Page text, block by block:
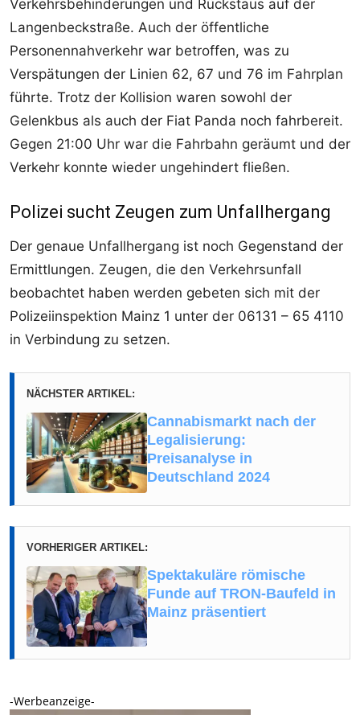
Verkehrsbehinderungen und Rückstaus auf der
Langenbeckstraße. Auch der öffentliche
Personennahverkehr war betroffen, was zu
Verspätungen der Linien 62, 67 und 76 im Fahrplan
führte. Trotz der Kollision waren sowohl der
Gelenkbus als auch der Fiat Panda noch fahrbereit.
Gegen 21:00 Uhr war die Fahrbahn geräumt und der
Verkehr konnte wieder ungehindert fließen.
Polizei sucht Zeugen zum Unfallhergang
Der genaue Unfallhergang ist noch Gegenstand der
Ermittlungen. Zeugen, die den Verkehrsunfall
beobachtet haben werden gebeten sich mit der
Polizeiinspektion Mainz 1 unter der 06131 – 65 4110
in Verbindung zu setzen.
NÄCHSTER ARTIKEL:
Cannabismarkt nach der
Legalisierung:
Preisanalyse in
Deutschland 2024
VORHERIGER ARTIKEL:
Spektakuläre römische
Funde auf TRON-Baufeld in
Mainz präsentiert
-Werbeanzeige-